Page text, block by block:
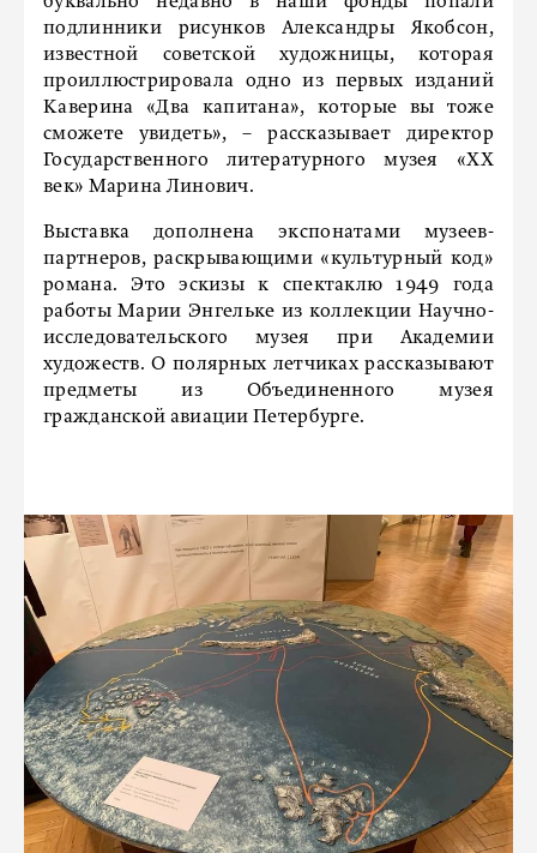
подлинники рисунков Александры Якобсон,
известной советской художницы, которая
проиллюстрировала одно из первых изданий
Каверина «Два капитана», которые вы тоже
сможете увидеть», – рассказывает директор
Государственного литературного музея «ХХ
век» Марина Линович.
Выставка дополнена экспонатами музеев-
партнеров, раскрывающими «культурный код»
романа. Это эскизы к спектаклю 1949 года
работы Марии Энгельке из коллекции Научно-
исследовательского музея при Академии
художеств. О полярных летчиках рассказывают
предметы из Объединенного музея
гражданской авиации Петербурге.